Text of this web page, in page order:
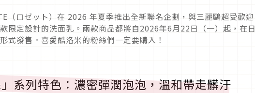
（ロゼット）在 2026 年夏季推出全新聯名企劃，與三麗鷗超受歡迎
限定設計的洗面乳。兩款商品都將自2026年6月22日（一）起，在日
式發售。喜愛酷洛米的粉絲們一定要購入！
系列特色：濃密彈潤泡泡，溫和帶走髒汙